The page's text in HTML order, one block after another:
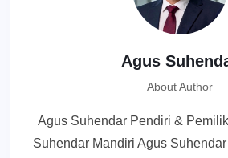
Agus
About Author
Agus Suhendar Pendiri &
Suhendar Mandiri Agus